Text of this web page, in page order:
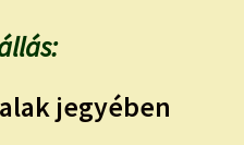
jegyében